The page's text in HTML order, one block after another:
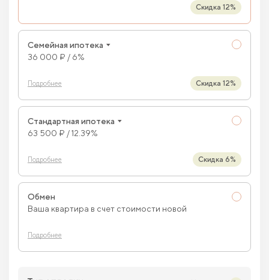
Скидка 12%
Семейная ипотека
36 000 ₽ / 6%
Подробнее Скидка 12%
Стандартная ипотека
63 500 ₽ / 12.39%
Подробнее Скидка 6%
Обмен
Ваша квартира в счет стоимости новой
Подробнее